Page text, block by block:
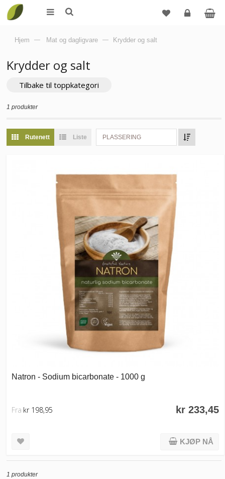
Hjem — Mat og dagligvare — Krydder og salt
Krydder og salt
Tilbake til toppkategori
1 produkter
Rutenett Liste PLASSERING
Natron - Sodium bicarbonate - 1000 g
kr 233,45
Fra kr 198,95
KJØP NÅ
1 produkter